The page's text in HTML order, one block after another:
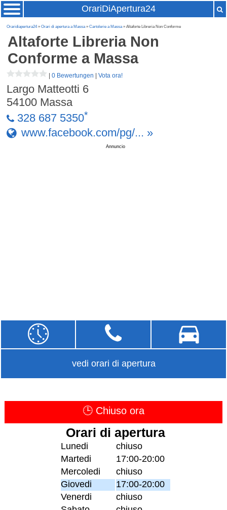
OrariDiApertura24
Oraridiapertura24»Orari di apertura a Massa»Cartolerie a Massa» Altaforte Libreria Non Conforme
Altaforte Libreria Non
Conforme a Massa
|0 Bewertungen |Vota ora!
Largo Matteotti 6
54100 Massa
328 687 5350*
www.facebook.com/pg/... »
Annuncio
vedi orari di apertura
🕒 Chiuso ora
Orari di apertura
Lunedi
chiuso
Martedi
17:00-20:00
Mercoledi
chiuso
Giovedi
17:00-20:00
Venerdi
chiuso